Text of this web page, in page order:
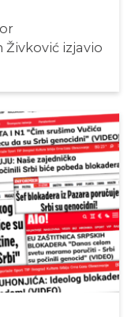
izjavio